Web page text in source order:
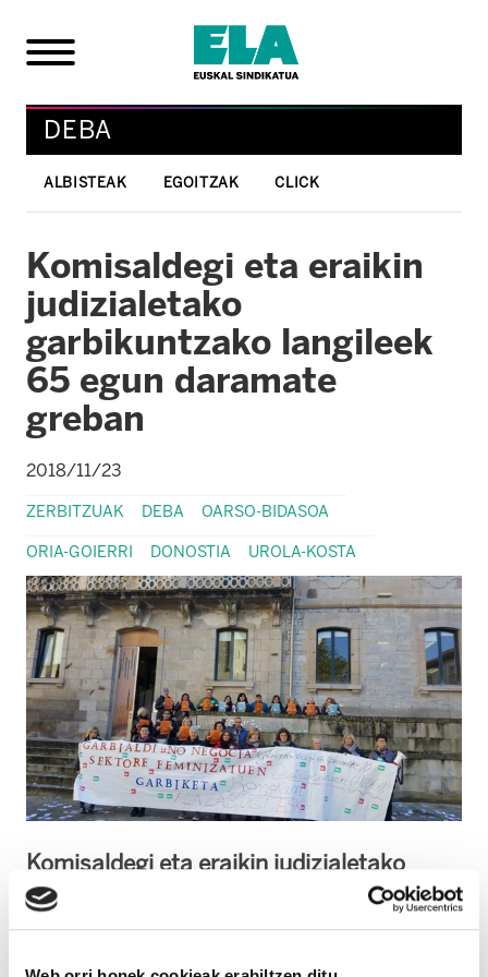
DEBA
ALBISTEAK EGOITZAK CLICK
Komisaldegi eta eraikin
judizialetako
garbikuntzako langileek
65 egun daramate
greban
2018/11/23
ZERBITZUAK DEBA OARSO-BIDASOA
ORIA-GOIERRI DONOSTIA UROLA-KOSTA
Komisaldegi eta eraikin judizialetako
garbikuntza zerbitzuetako langile
grebalariak kontzentrazioa egingo dute